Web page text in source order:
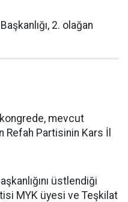
2. olağan
mevcut
Refah Partisinin Kars İl
üstlendiği
MYK üyesi ve Teşkilat